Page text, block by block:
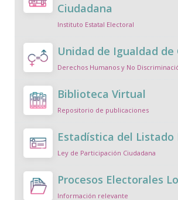
Ciudadana
Instituto Estatal Electoral
Unidad de Igualdad de
Derechos Humanos y No
Biblioteca Virtual
Repositorio de publicaciones
Estadística del Listado
Ley de Participación Ciudadana
Procesos Electorales
Información relevante